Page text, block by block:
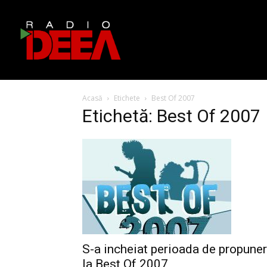
Acasă Etichete Best Of 2007
Etichetă: Best Of 2007
S-a incheiat perioada de